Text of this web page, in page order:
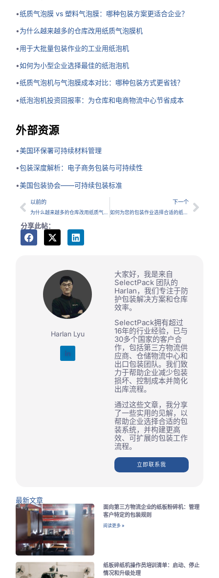
•纸质气泡膜 vs 塑料气泡膜：哪种包装方案更适合企业？
•为什么越来越多的仓库改用纸质气泡膜机
•用于大批量包装作业的工业用纸泡机
•如何为小型企业选择最佳的纸泡泡机
•纸质气泡机与气泡膜成本对比：哪种包装方式更省钱？
•纸泡泡机投资回报率：为仓库和电商物流中心节省成本
外部资源
•美国环保署可持续材料管理
•包装深度解析：电子商务包装与可持续性
•美国包装协会——可持续包装标准
以前的
为什么越来越多的仓库改用纸质气泡膜机
下一个
如何为您的包装作业选择合适的纸泡机
分享此帖：
Harlan Lyu
大家好，我是来自
SelectPack 团队的
Harlan，我们专注于防
护包装解决方案和仓库
效率。
SelectPack拥有超过
16年的行业经验，已与
30多个国家的客户合
作，包括第三方物流供
应商、仓储物流中心和
出口包装团队。我们致
力于帮助企业减少包装
损坏、控制成本并简化
出库流程。
通过这些文章，我分享
了一些实用的见解，以
帮助企业选择合适的包
装系统，并构建更高
效、可扩展的包装工作
流程。
立即联系我
最新文章
面向第三方物流企业的纸板粉碎机：管理
客户特定的包装规则
阅读更多 »
纸板碎纸机操作员培训清单：启动、停止
情况和升级处理